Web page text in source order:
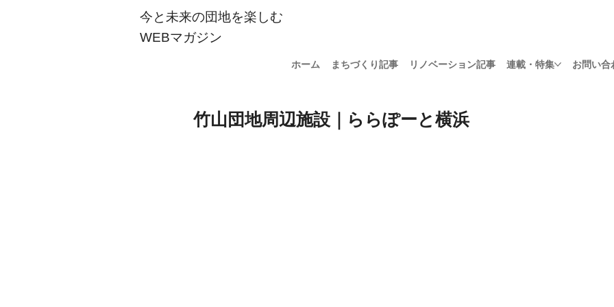
今と未来の団地を楽しむ
WEBマガジン
ホーム まちづくり記事 リノベーション記事 連載・特集 お問い合
竹山団地周辺施設｜ららぽーと横浜